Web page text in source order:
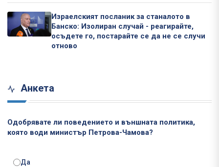
Израелският посланик за станалото в
Банско: Изолиран случай - реагирайте,
осъдете го, постарайте се да не се случи
отново
Анкета
Одобрявате ли поведението и външната политика,
която води министър Петрова-Чамова?
Да